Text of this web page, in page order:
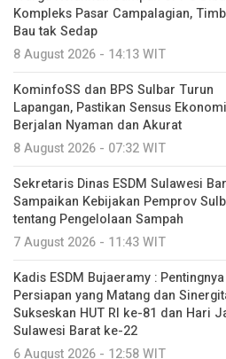
Kompleks Pasar Campalagian,
Bau tak Sedap
8 August 2026 - 14:13 WIT
KominfoSS dan BPS Sulbar Turun
Lapangan, Pastikan Sensus
Berjalan Nyaman dan Akurat
8 August 2026 - 07:32 WIT
Sekretaris Dinas ESDM Sulawesi
Sampaikan Kebijakan Pemprov
tentang Pengelolaan Sampah
7 August 2026 - 11:43 WIT
Kadis ESDM Bujaeramy : Pentingnya
Persiapan yang Matang dan
Sukseskan HUT RI ke-81 dan Hari
Sulawesi Barat ke-22
6 August 2026 - 12:58 WIT